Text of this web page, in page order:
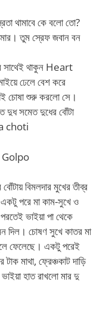
থামাবে কে বলো তো?
তুম স্রেফ জবান বন
সাথেই থাকুন Heart
ঢেলে বেশ করে
চোষা শুরু করলো সে।
দুধ সমেত দুধের বোঁটা
choti
Golpo
বিমলদার মুখের তীব্র
পরে মা কাম-সুখে ও
ভাইয়া পা থেকে
মন দিল। চোষণ সুখে কাতর মা
ফেলেছে। একটু পরেই
টাক মাথা, ফ্রেঞ্চকাট দাড়ি
হাত রাখলো মার দু